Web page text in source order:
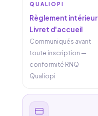
QUALIOPI
Règlement intérieur
Livret d'accueil
Communiqués avant
toute inscription —
conformité RNQ
Qualiopi